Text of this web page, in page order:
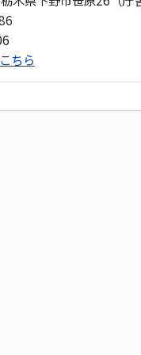
ちら